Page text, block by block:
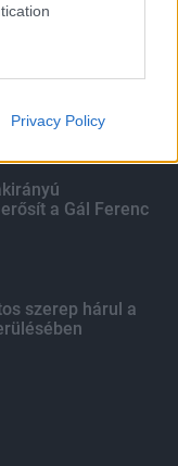
Privacy Policy
Duna
a Gál Ferenc
szerep hárul a